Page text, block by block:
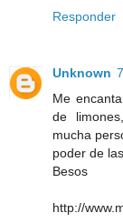
Responder
Unknown
Me
de
mucha
poder de
Besos
http://